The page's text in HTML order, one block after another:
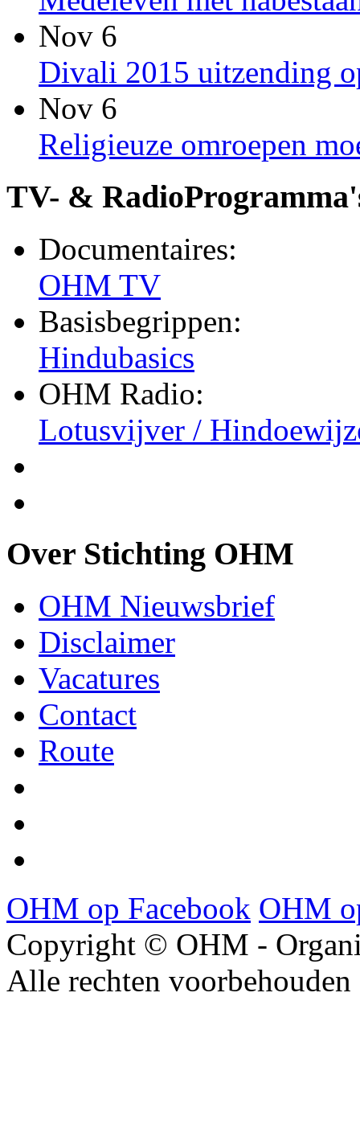
Nov 6
Divali 2015 uitzending
Nov 6
Religieuze omroepen
TV- &
Documentaires:
OHM TV
Basisbegrippen:
Hindubasics
OHM Radio:
Lotusvijver /
Over Stichting OHM
OHM Nieuwsbrief
Disclaimer
Vacatures
Contact
Route
OHM op Facebook OHM
Copyright © OHM -
Alle rechten